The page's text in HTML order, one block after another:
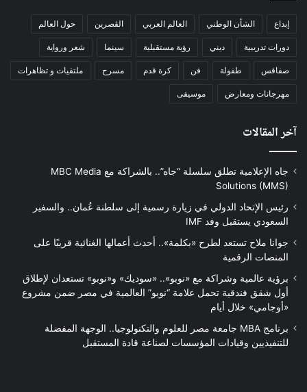
إبداع الشأن الوطني العالم العربي الڨصرين حول العالم
دورات تدريبية ديني رؤية مستقبلية سينما شعر ورواية
صفاقس طفولة فن كرة قدم مسرح ملتقيات و تظاهرات
مهرجانات ومعارض موسيقى
آخر المقالات
جاه الإعلامية تطلق سلسلة “جاه”.. بالشراكة مع MBC Media
Solutions (MMS)
رئيس الإتحاد الدولي في زيارة رسمية إلى سلطنة عُمان.. والسفير
السعودي يستقبل وفد IMF
جوانا ملاح تستعد لطرح «بكلمة».. أحدث أعمالها الغنائية قريبًا على
المنصات الرقمية
برؤية عالمية وشراكة مع «نوبو».. «سوديك» و«نوبو» تستعدان لإطلاق
أول شقق فندقية تحمل علامة “نوبو” العالمية في مصر ضمن مشروع
«أوجامي» خلال أيام
برنامج MBA جامعة مصر للعلوم والتكنولوجيا.. الوجهة المفضلة
للتنفيذيين وقيادات المؤسسات لصناعة قادة المستقبل